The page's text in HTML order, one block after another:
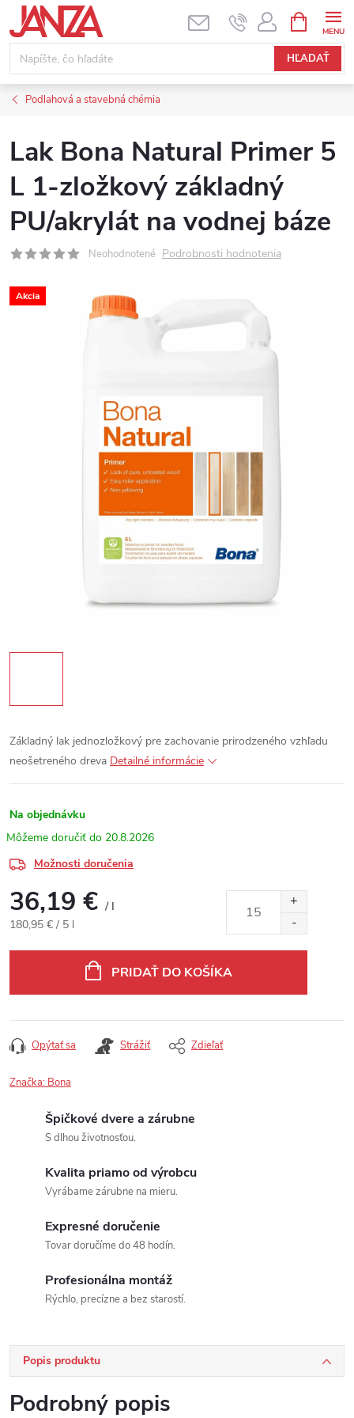
Prejsť na obsah
HĽADAŤ
Podlahová a stavebná chémia
Lak Bona Natural Primer 5
L 1-zložkový základný
PU/akrylát na vodnej báze
Neohodnotené Podrobnosti hodnotenia
Akcia
Základný lak jednozložkový pre zachovanie prirodzeného vzhľadu
neošetreného dreva Detailné informácie
Na objednávku
20.8.2026
Možnosti doručenia
36,19 € / l
Jednotková cena:
180,95 € / 5 l
PRIDAŤ DO KOŠÍKA
Opýtať sa Strážiť Zdieľať
Značka: Bona
Špičkové dvere a zárubne
S dlhou životnosťou.
Kvalita priamo od výrobcu
Vyrábame zárubne na mieru.
Expresné doručenie
Tovar doručíme do 48 hodín.
Profesionálna montáž
Rýchlo, precízne a bez starostí.
Popis produktu
Podrobný popis